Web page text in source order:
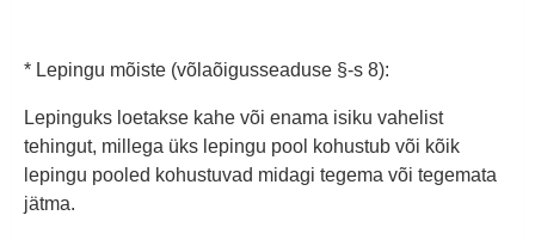
* Lepingu mõiste (võlaõigusseaduse §-s 8):
Lepinguks loetakse kahe või enama isiku vahelist
tehingut, millega üks lepingu pool kohustub või kõik
lepingu pooled kohustuvad midagi tegema või tegemata
jätma.